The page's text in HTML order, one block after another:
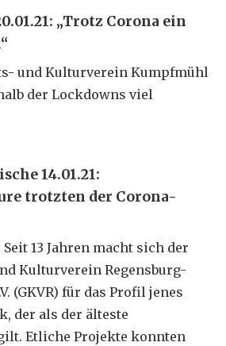
„Trotz Corona ein
und Kulturverein Kumpfmühl
der Lockdowns viel
14.01.21:
trotzten der Corona-
Seit 13 Jahren macht sich der
Kulturverein Regensburg-
(GKVR) für das Profil jenes
der als der älteste
Etliche Projekte konnten